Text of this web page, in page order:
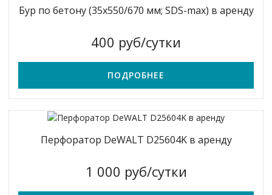
Бур по бетону (35х550/670 мм; SDS-max) в аренду
400 руб/сутки
ПОДРОБНЕЕ
Перфоратор DeWALT D25604K в аренду
1 000 руб/сутки